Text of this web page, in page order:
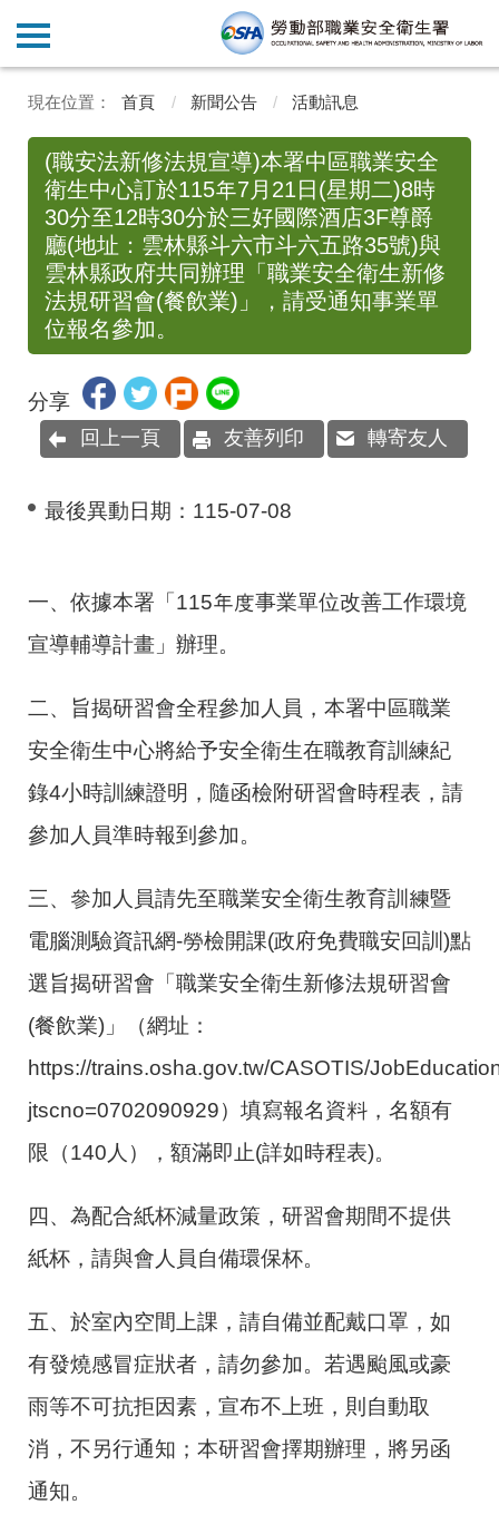
首頁 新聞公告 活動訊息
(職安法新修法規宣導)本署中區職業安全
衛生中心訂於115年7月21日(星期二)8時
30分至12時30分於三好國際酒店3F尊爵
廳(地址：雲林縣斗六市斗六五路35號)與
雲林縣政府共同辦理「職業安全衛生新修
法規研習會(餐飲業)」，請受通知事業單
位報名參加。
分享
回上一頁 友善列印 轉寄友人
最後異動日期： 115-07-08
一、依據本署「115年度事業單位改善工作環境
宣導輔導計畫」辦理。
二、旨揭研習會全程參加人員，本署中區職業
安全衛生中心將給予安全衛生在職教育訓練紀
錄4小時訓練證明，隨函檢附研習會時程表，請
參加人員準時報到參加。
三、參加人員請先至職業安全衛生教育訓練暨
電腦測驗資訊網-勞檢開課(政府免費職安回訓)點
選旨揭研習會「職業安全衛生新修法規研習會
(餐飲業)」（網址：
https://trains.osha.gov.tw/CASOTIS/
jtscno=0702090929）填寫報名資料，名額有
限（140人），額滿即止(詳如時程表)。
四、為配合紙杯減量政策，研習會期間不提供
紙杯，請與會人員自備環保杯。
五、於室內空間上課，請自備並配戴口罩，如
有發燒感冒症狀者，請勿參加。若遇颱風或豪
雨等不可抗拒因素，宣布不上班，則自動取
消，不另行通知；本研習會擇期辦理，將另函
通知。